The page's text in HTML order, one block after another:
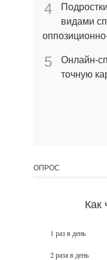
4
видами
5
Онлайн-
точную
ОПРОС
Как
1 раз в день
2 раза в день